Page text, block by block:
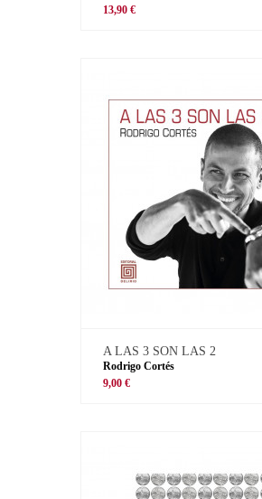
13,90 €
A LAS 3 SON LAS 2
Rodrigo Cortés
9,00 €